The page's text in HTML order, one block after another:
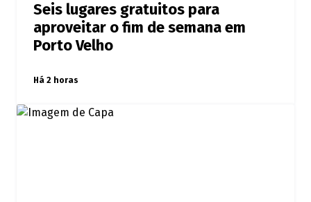
Seis lugares gratuitos para
aproveitar o fim de semana em
Porto Velho
Há 2 horas